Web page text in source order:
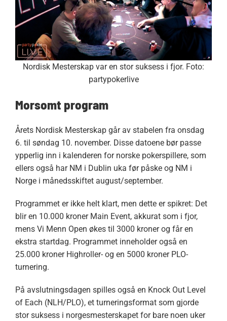
Nordisk Mesterskap var en stor suksess i fjor. Foto:
partypokerlive
Morsomt program
Årets Nordisk Mesterskap går av stabelen fra onsdag
6. til søndag 10. november. Disse datoene bør passe
ypperlig inn i kalenderen for norske pokerspillere, som
ellers også har NM i Dublin uka før påske og NM i
Norge i månedsskiftet august/september.
Programmet er ikke helt klart, men dette er spikret: Det
blir en 10.000 kroner Main Event, akkurat som i fjor,
mens Vi Menn Open økes til 3000 kroner og får en
ekstra startdag. Programmet inneholder også en
25.000 kroner Highroller- og en 5000 kroner PLO-
turnering.
På avslutningsdagen spilles også en Knock Out Level
of Each (NLH/PLO), et turneringsformat som gjorde
stor suksess i norgesmesterskapet for bare noen uker